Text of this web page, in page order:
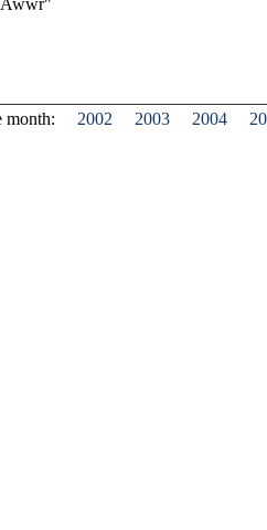
month: 2002 2003 2004